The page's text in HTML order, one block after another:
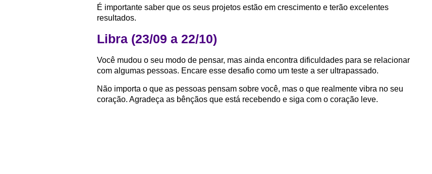
É importante saber que os seus projetos estão em crescimento e terão excelentes
resultados.
Libra (23/09 a 22/10)
Você mudou o seu modo de pensar, mas ainda encontra dificuldades para se relacionar
com algumas pessoas. Encare esse desafio como um teste a ser ultrapassado.
Não importa o que as pessoas pensam sobre você, mas o que realmente vibra no seu
coração. Agradeça as bênçãos que está recebendo e siga com o coração leve.